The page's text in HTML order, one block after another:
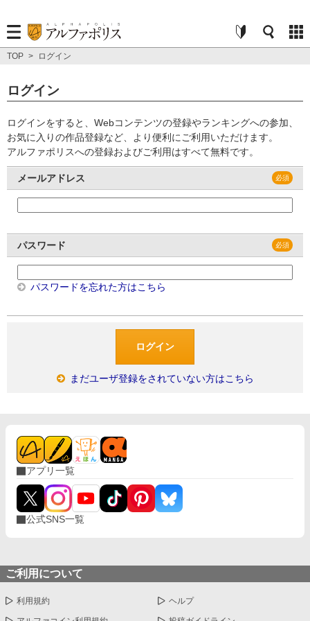
TOP > ログイン
ログイン
ログインをすると、Webコンテンツの登録やランキングへの参加、
お気に入りの作品登録など、より便利にご利用いただけます。
アルファポリスへの登録およびご利用はすべて無料です。
メールアドレス
パスワード
パスワードを忘れた方はこちら
まだユーザ登録をされていない方はこちら
アプリ一覧
公式SNS一覧
ご利用について
利用規約 ヘルプ